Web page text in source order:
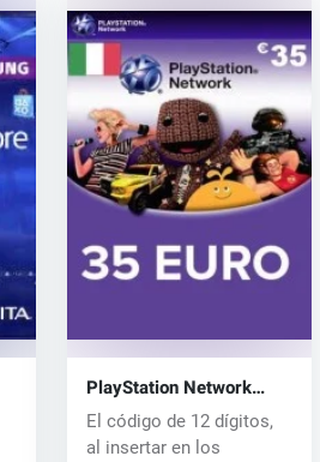
PlayStation Network
Card 35 EUR
El código de 12 dígitos,
al insertar en los